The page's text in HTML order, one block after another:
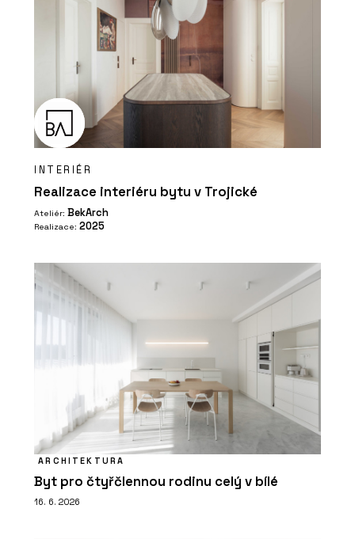
INTERIÉR
Realizace interiéru bytu v Trojické
Ateliér: BekArch
Realizace: 2025
ARCHITEKTURA
Byt pro čtyřčlennou rodinu celý v bílé
16. 6. 2026